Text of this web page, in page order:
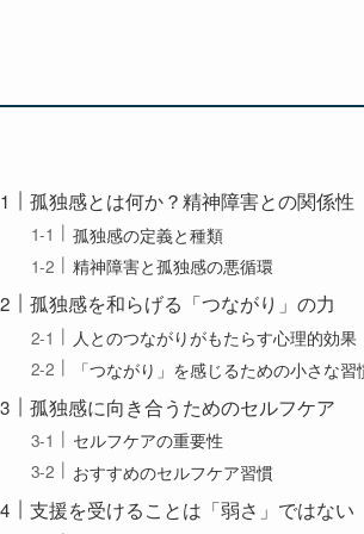
孤独感とは何か？精神障害との関係性
孤独感の定義と種類
精神障害と孤独感の悪循環
孤独感を和らげる「つながり」の力
人とのつながりがもたらす心理的効果
「つながり」を感じるための小さな習
孤独感に向き合うためのセルフケア
セルフケアの重要性
おすすめのセルフケア習慣
支援を受けることは「弱さ」ではない